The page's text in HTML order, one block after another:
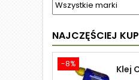
NAJCZĘŚCIEJ
-8%